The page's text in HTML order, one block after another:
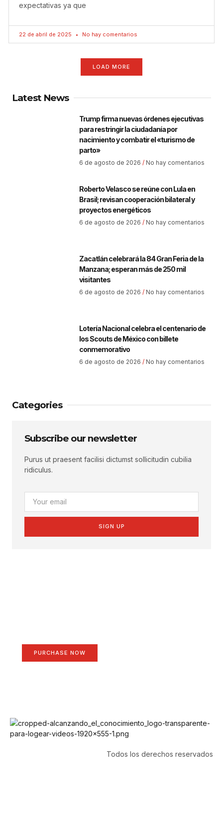
expectativas ya que
22 de abril de 2025 No hay comentarios
LOAD MORE
Latest News
Trump firma nuevas órdenes ejecutivas
para restringir la ciudadanía por
nacimiento y combatir el «turismo de
parto»
6 de agosto de 2026 No hay comentarios
Roberto Velasco se reúne con Lula en
Brasil; revisan cooperación bilateral y
proyectos energéticos
6 de agosto de 2026 No hay comentarios
Zacatlán celebrará la 84 Gran Feria de la
Manzana; esperan más de 250 mil
visitantes
6 de agosto de 2026 No hay comentarios
Lotería Nacional celebra el centenario de
los Scouts de México con billete
conmemorativo
6 de agosto de 2026 No hay comentarios
Categories
Subscribe our newsletter
Purus ut praesent facilisi dictumst sollicitudin cubilia
ridiculus.
SIGN UP
PURCHASE NOW
Todos los derechos reservados